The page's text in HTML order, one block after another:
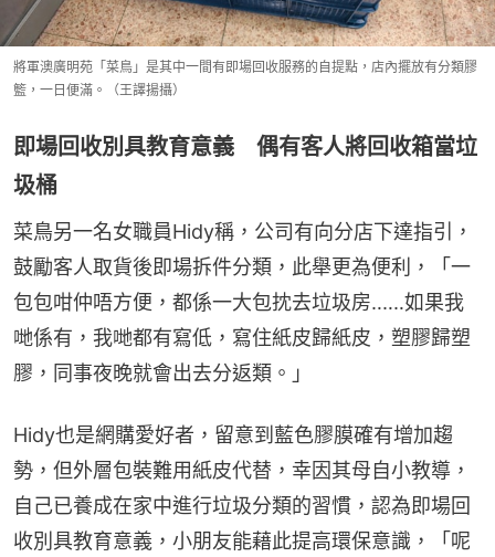
將軍澳廣明苑「菜鳥」是其中一間有即場回收服務的自提點，店內擺放有分類膠
籃，一日便滿。（王譯揚攝）
即場回收別具教育意義 偶有客人將回收箱當垃
圾桶
菜鳥另一名女職員Hidy稱，公司有向分店下達指引，
鼓勵客人取貨後即場拆件分類，此舉更為便利，「一
包包咁仲唔方便，都係一大包抌去垃圾房‥‥‥如果我
哋係有，我哋都有寫低，寫住紙皮歸紙皮，塑膠歸塑
膠，同事夜晚就會出去分返類。」
Hidy也是網購愛好者，留意到藍色膠膜確有增加趨
勢，但外層包裝難用紙皮代替，幸因其母自小教導，
自己已養成在家中進行垃圾分類的習慣，認為即場回
收別具教育意義，小朋友能藉此提高環保意識，「呢